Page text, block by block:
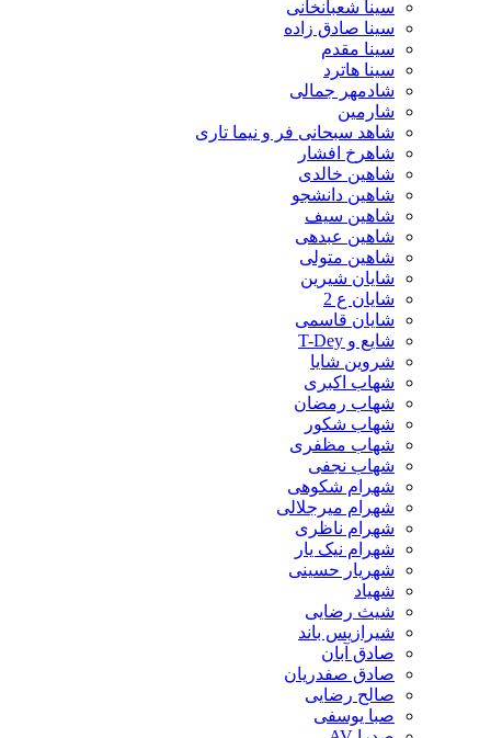
سینا شعبانخانی
سینا صادق زاده
سینا مقدم
سینا هاترد
شادمهر جمالی
شارمین
شاهد سبحانی فر و نیما تاری
شاهرخ افشار
شاهین خالدی
شاهین دانشجو
شاهین سیف
شاهین عبدهی
شاهین متولی
شایان شیرین
شایان ع 2
شایان قاسمی
شایع و T-Dey
شروین شایا
شهاب اکبری
شهاب رمضان
شهاب شکور
شهاب مظفری
شهاب نجفی
شهرام شکوهی
شهرام میرجلالی
شهرام ناظری
شهرام نیک یار
شهریار حسینی
شهیاد
شیث رضایی
شیرازیس باند
صادق آبان
صادق صفدریان
صالح رضایی
صبا یوسفی